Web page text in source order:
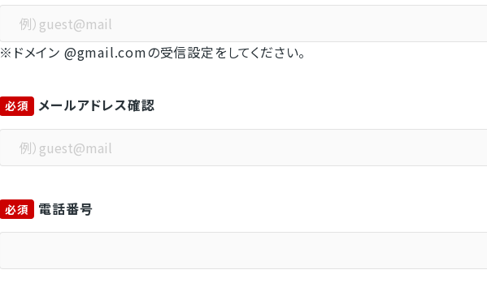
※ドメイン @gmail.comの受信設定をしてください。
必須 メールアドレス確認
必須 電話番号